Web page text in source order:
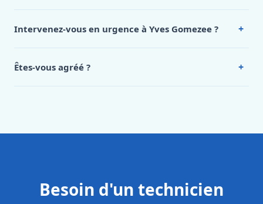
Gomezee, appelez le 0472 53 24 26.
Intervenez-vous en urgence à Yves Gomezee ? +
Êtes-vous agréé ? +
Besoin d'un technicien